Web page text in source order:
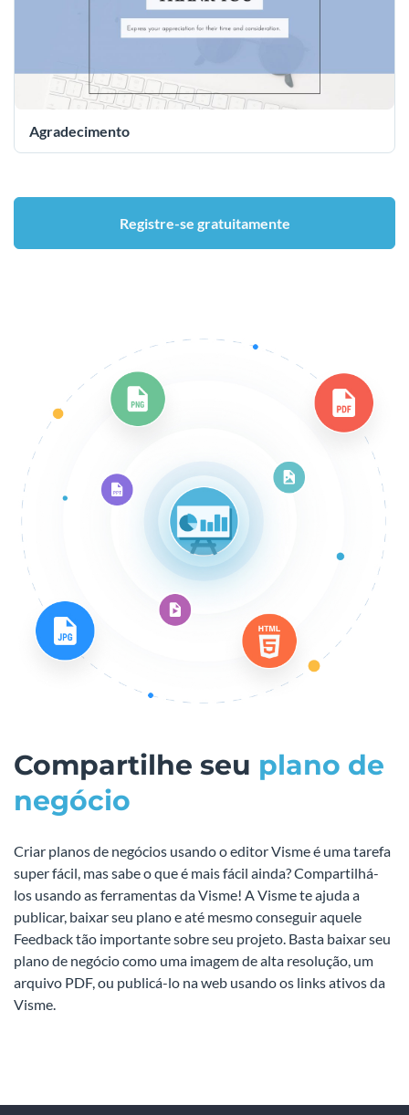
Agradecimento
Registre-se gratuitamente
Compartilhe seu plano de
negócio
Criar planos de negócios usando o editor Visme é uma tarefa
super fácil, mas sabe o que é mais fácil ainda? Compartilhá-
los usando as ferramentas da Visme! A Visme te ajuda a
publicar, baixar seu plano e até mesmo conseguir aquele
Feedback tão importante sobre seu projeto. Basta baixar seu
plano de negócio como uma imagem de alta resolução, um
arquivo PDF, ou publicá-lo na web usando os links ativos da
Visme.